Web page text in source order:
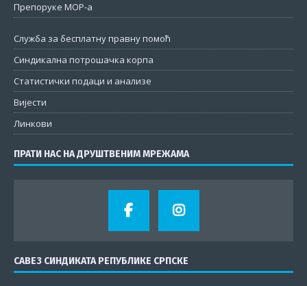
Препоруке МОР-а
Служба за бесплатну правну помоћ
Синдикална потрошачка корпа
Статистички подаци и анализе
Вијести
Линкови
ПРАТИ НАС НА ДРУШТВЕНИМ МРЕЖАМА
САВЕЗ СИНДИКАТА РЕПУБЛИКЕ СРПСКЕ